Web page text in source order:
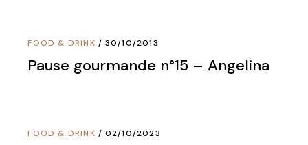
FOOD & DRINK 30/10/2013
Pause gourmande n°15 – Angelina
FOOD & DRINK 02/10/2023